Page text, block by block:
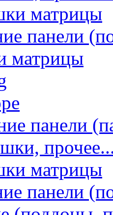
матрицы
панели
матрицы
панели
матрицы
панели